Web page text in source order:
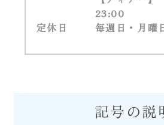
23:00
定休日
毎週日・月曜
記号の説